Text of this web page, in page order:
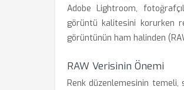
Adobe Lightroom,
görüntü kalitesini korurken
görüntünün ham halinden
RAW Verisinin Önemi
Renk düzenlemesinin temeli,